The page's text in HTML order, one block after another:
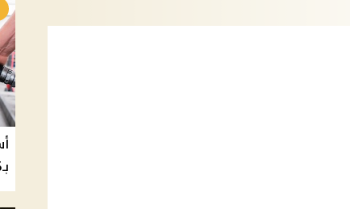
بـ20.75 جنيه والسولار بـ20.50 جنيه